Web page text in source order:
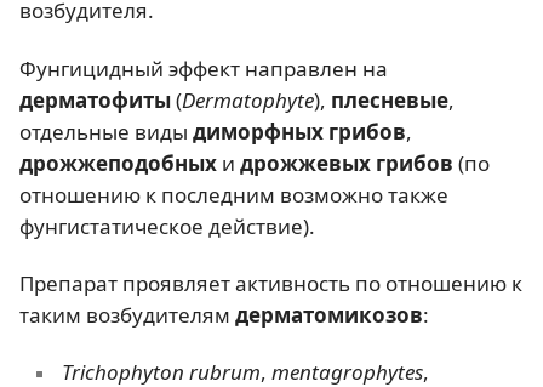
возбудителя.
Фунгицидный эффект направлен на
дерматофиты(Dermatophyte), плесневые,
отдельные виды диморфных грибов,
дрожжеподобных и дрожжевых грибов (по
отношению к последним возможно также
фунгистатическое действие).
Препарат проявляет активность по отношению к
таким возбудителям дерматомикозов:
Trichophyton rubrum, mentagrophytes,